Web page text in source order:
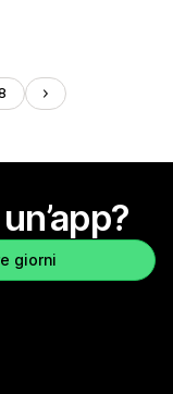
giorni